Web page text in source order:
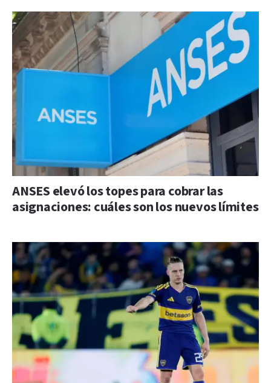
ANSES elevó los topes para cobrar las
asignaciones: cuáles son los nuevos límites